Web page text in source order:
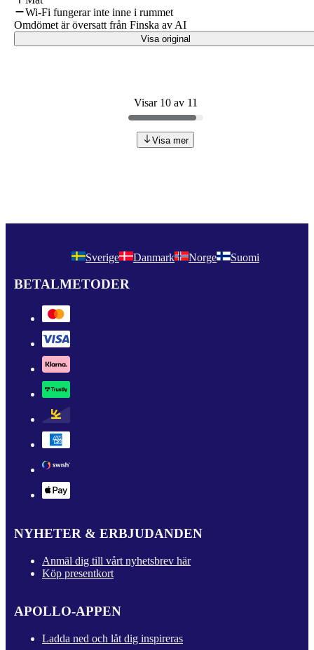
Wi-Fi fungerar inte inne i rummet
Omdömet är översatt från Finska av AI
Visa original
Visar 10 av 11
Visa mer
Sverige Danmark Norge Suomi
BETALMETODER
NYHETER & ERBJUDANDEN
Anmäl dig till vårt nyhetsbrev här
Köp presentkort
APOLLO-APPEN
Ladda ned och låt dig inspireras